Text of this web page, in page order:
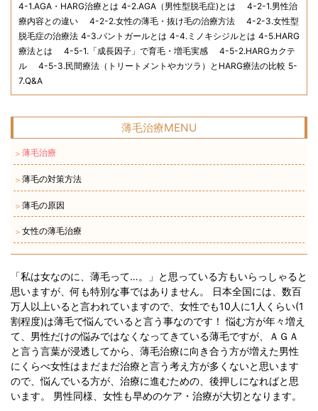
4-1.AGA・HARG治療とは 4-2.AGA（男性型脱毛症)とは
4-2-1.男性治
療内容との違い
4-2-2.女性の薄毛・抜け毛の治療方法
4-2-3.女性型
脱毛症の治療法 4-3.パントガールとは 4-4.ミノキシジルとは 4-5.HARG
療法とは
4-5-1.「成長因子」で育毛・増毛実感
4-5-2.HARGカクテ
ル
4-5-3.民間療法（トリートメントやカツラ）とHARG療法の比較 5-
7.Q&A
薄毛治療MENU
＞薄毛治療
＞薄毛の対策方法
＞薄毛の原因
＞女性の薄毛治療
「私は女なのに、薄毛って…。」と思っている方もいらっしゃると
思いますが、何も特別な事ではありません。 日本全国には、数百
万人以上いると言われていますので、女性でも10人に1人くらい(1
割程度)は薄毛で悩んでいると言う事なのです！ 悩む方が年々増え
て、男性だけの悩みではなくなってきている薄毛ですが、ＡＧＡ
と言う言葉が浸透してから、薄毛治療に向き合う方が増えた男性
にくらべ女性はまだまだ治療と言う考え方が多くないと思います
ので、悩んでいる方が、治療に進むための、後押しになればと思
います。 男性同様、女性も早めのケア・治療が大切となります。